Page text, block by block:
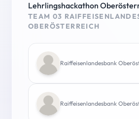
Lehrlingshackathon
TEAM 03
OBERÖSTERREICH
Raiffeisenlandesbank
Raiffeisenlandesbank